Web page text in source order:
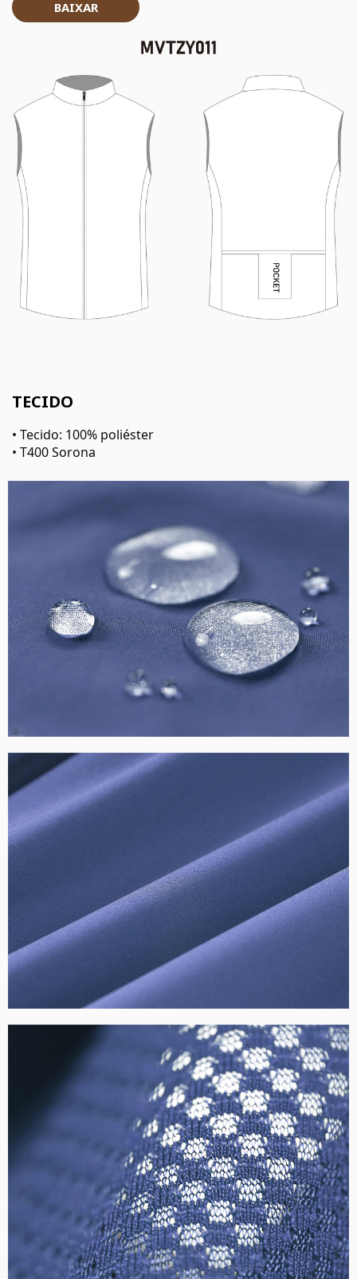
BAIXAR
TECIDO
• Tecido: 100% poliéster
• T400 Sorona